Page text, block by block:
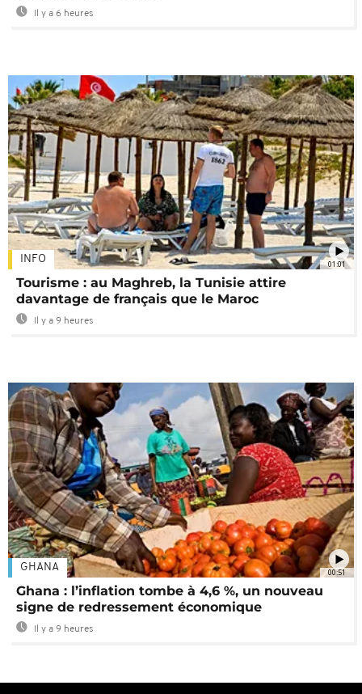
Il y a 6 heures
01:01
INFO
Tourisme : au Maghreb, la Tunisie attire
davantage de français que le Maroc
Il y a 9 heures
00:51
GHANA
Ghana : l’inflation tombe à 4,6 %, un nouveau
signe de redressement économique
Il y a 9 heures